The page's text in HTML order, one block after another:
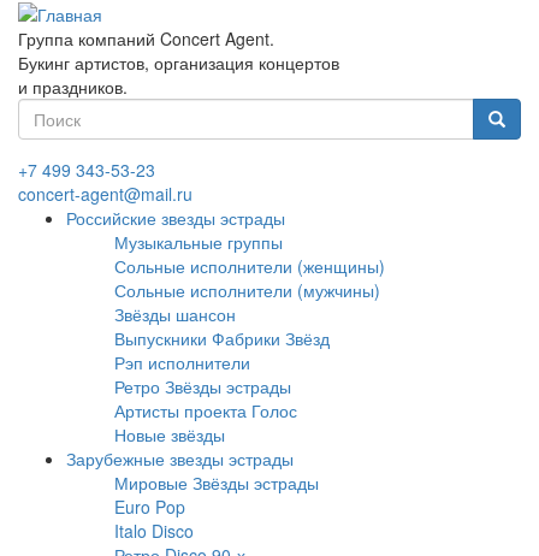
Перейти
основному
содержанию
Группа компаний Concert Agent.
Букинг артистов, организация концертов
и праздников.
Форма
поиска
+7 499 343-53-23
concert-agent@mail.ru
Российские звезды эстрады
Музыкальные группы
Сольные исполнители (женщины)
Сольные исполнители (мужчины)
Звёзды шансон
Выпускники Фабрики Звёзд
Рэп исполнители
Ретро Звёзды эстрады
Артисты проекта Голос
Новые звёзды
Зарубежные звезды эстрады
Мировые Звёзды эстрады
Euro Pop
Italo Disco